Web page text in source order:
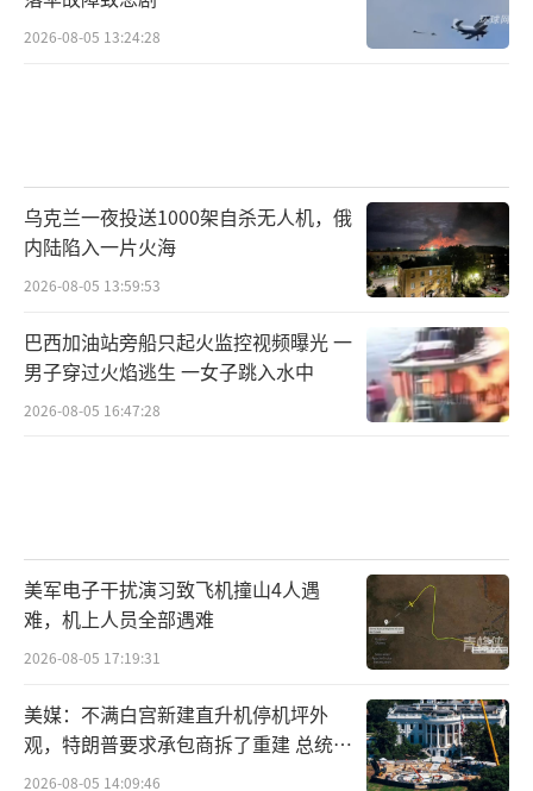
2026-08-05 13:24:28
乌克兰一夜投送1000架自杀无人机，俄
内陆陷入一片火海
2026-08-05 13:59:53
巴西加油站旁船只起火监控视频曝光 一
男子穿过火焰逃生 一女子跳入水中
2026-08-05 16:47:28
美军电子干扰演习致飞机撞山4人遇
难，机上人员全部遇难
2026-08-05 17:19:31
美媒：不满白宫新建直升机停机坪外
观，特朗普要求承包商拆了重建 总统审
美重塑工程
2026-08-05 14:09:46